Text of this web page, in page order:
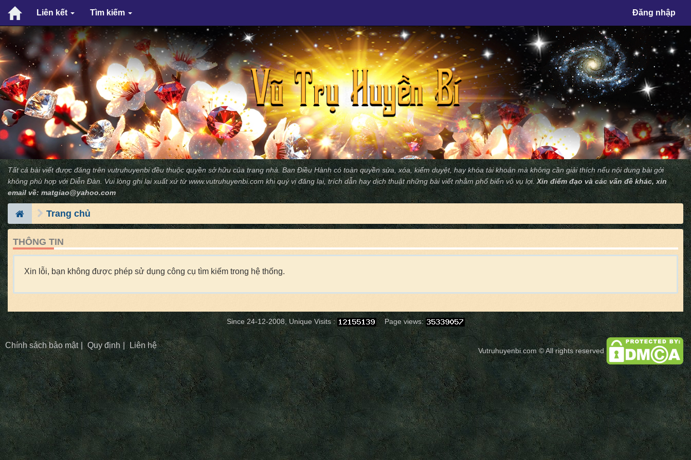
Liên kết Tìm kiếm Đăng nhập
×
Tất cả bài viết được đăng trên vutruhuyenbi đều thuộc quyền sở hữu của trang nhà. Ban Ðiều Hành có toàn quyền sửa, xóa, kiểm duyệt, hay khóa tài khoản mà không cần giải thích nếu nội dung bài gởi
không phù hợp với Diễn Ðàn. Vui lòng ghi lại xuất xứ từwww.vutruhuyenbi.com khi quý vị đăng lại, trích dẫn hay dịch thuật những bài viết nhằm phổ biến vô vụ lợi.Xin điểm đạo và các vấn đề khác, xin
email về:matgiao@yahoo.com
Trang chủ
THÔNG TIN
Xin lỗi, bạn không được phép sử dụng công cụ tìm kiếm trong hệ thống.
Since 24-12-2008, Unique Visits : Page views:
Chính sách bảo mật Quy định Liên hệ
Vutruhuyenbi.com© All rights reserved